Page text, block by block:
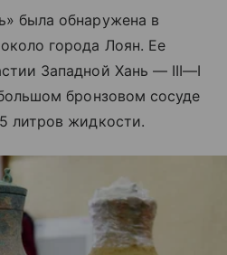
была обнаружена в
города Лоян. Ее
Западной Хань — III—I
бронзовом сосуде
литров жидкости.